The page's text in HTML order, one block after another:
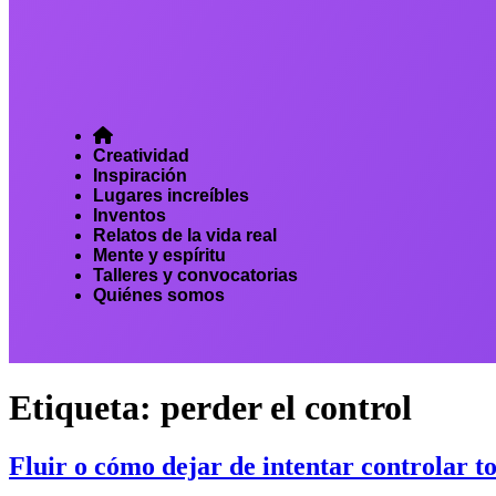
Creatividad
Inspiración
Lugares increíbles
Inventos
Relatos de la vida real
Mente y espíritu
Talleres y convocatorias
Quiénes somos
Etiqueta: perder el control
Fluir o cómo dejar de intentar controlar